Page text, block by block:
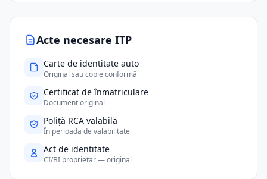
Acte necesare ITP
Carte de identitate auto
Original sau copie conformă
Certificat de înmatriculare
Document original
Poliță RCA valabilă
În perioada de valabilitate
Act de identitate
CI/BI proprietar — original